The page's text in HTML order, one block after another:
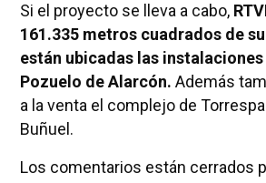
Si el proyecto se lleva a cabo,
161.335 metros cuadrados de
están ubicadas las
Pozuelo de Alarcón. Además
a la venta el complejo de
Buñuel.
Los comentarios están cerrados